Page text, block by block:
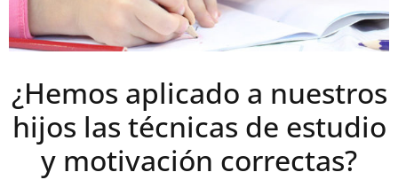
¿Hemos aplicado a nuestros
hijos las técnicas de estudio
y motivación correctas?